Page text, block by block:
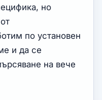
но
по установен
и да се
на вече